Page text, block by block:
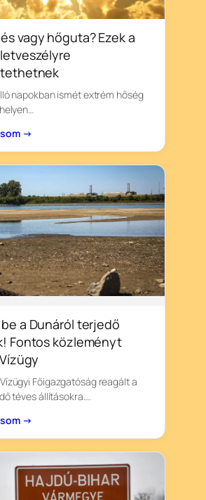
vagy hőguta? Ezek a
napokban ismét extrém hőség
→
a Dunáról terjedő
Fontos közleményt
Főigazgatóság reagált a
téves állításokra….
→